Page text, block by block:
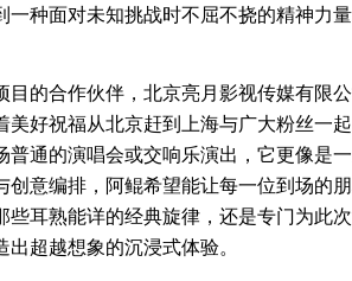
种面对未知挑战时不屈不挠的精神力量
合作伙伴，北京亮月影视传媒有限
好祝福从北京赶到上海与广大粉丝一起
通的演唱会或交响乐演出，它更像是一
意编排，阿鲲希望能让每一位到场的
耳熟能详的经典旋律，还是专门为此
超越想象的沉浸式体验。